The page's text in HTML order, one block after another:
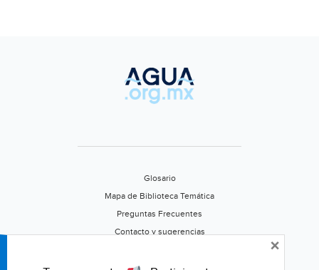
Glosario
Mapa de Biblioteca Temática
Preguntas Frecuentes
Contacto y sugerencias
Califica este portal
×